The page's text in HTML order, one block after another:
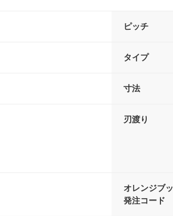
ピッチ
タイプ
寸法
刃渡り
オレンジブ
発注コード